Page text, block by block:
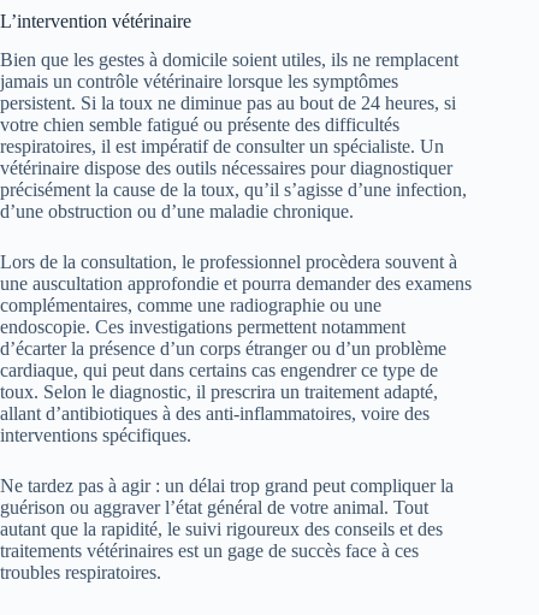
L’intervention vétérinaire
Bien que les gestes à domicile soient utiles, ils ne remplacent
jamais un contrôle vétérinaire lorsque les symptômes
persistent. Si la toux ne diminue pas au bout de 24 heures, si
votre chien semble fatigué ou présente des difficultés
respiratoires, il est impératif de consulter un spécialiste. Un
vétérinaire dispose des outils nécessaires pour diagnostiquer
précisément la cause de la toux, qu’il s’agisse d’une infection,
d’une obstruction ou d’une maladie chronique.
Lors de la consultation, le professionnel procèdera souvent à
une auscultation approfondie et pourra demander des examens
complémentaires, comme une radiographie ou une
endoscopie. Ces investigations permettent notamment
d’écarter la présence d’un corps étranger ou d’un problème
cardiaque, qui peut dans certains cas engendrer ce type de
toux. Selon le diagnostic, il prescrira un traitement adapté,
allant d’antibiotiques à des anti-inflammatoires, voire des
interventions spécifiques.
Ne tardez pas à agir : un délai trop grand peut compliquer la
guérison ou aggraver l’état général de votre animal. Tout
autant que la rapidité, le suivi rigoureux des conseils et des
traitements vétérinaires est un gage de succès face à ces
troubles respiratoires.